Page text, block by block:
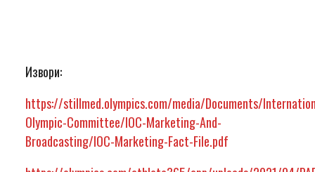
Извори:
https://stillmed.olympics.com/media/Documents/
Olympic-Committee/IOC-Marketing-And-
Broadcasting/IOC-Marketing-Fact-File.pdf